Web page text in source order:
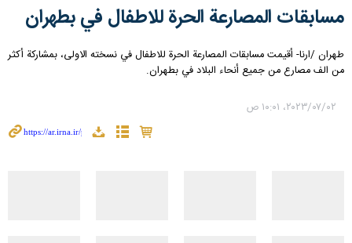
مسابقات المصارعة الحرة للاطفال في بطهران
طهران /ارنا- أقيمت مسابقات المصارعة الحرة للاطفال في نسخته الاولى، بمشاركة أكثر
من الف مصارع من جميع أنحاء البلاد في بطهران.
٠٢‏/٠٧‏/٢٠٢٣، ١٠:٠١ ص